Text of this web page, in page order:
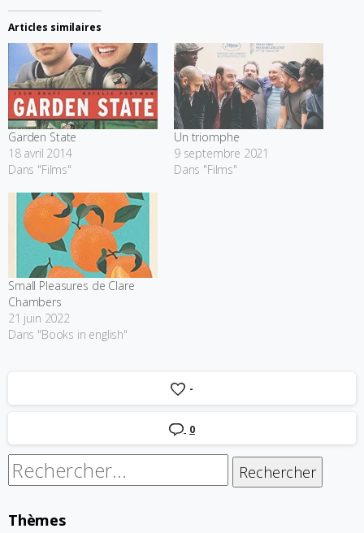
Articles similaires
Garden State
18 avril 2014
Dans "Films"
Un triomphe
9 septembre 2021
Dans "Films"
Small Pleasures de Clare
Chambers
21 juin 2022
Dans "Books in english"
-
0
Rechercher :
Thèmes